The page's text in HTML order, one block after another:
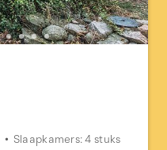
Slaapkamers: 4 stuks